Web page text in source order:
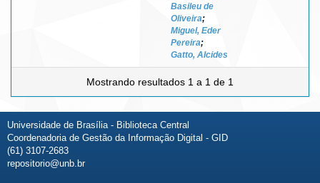
Basileu de
Oliveira;
Miguel, Eder
Pereira;
Gatto, Alcides
Mostrando resultados 1 a 1 de 1
Universidade de Brasília - Biblioteca Central
Coordenadoria de Gestão da Informação Digital - GID
(61) 3107-2683
repositorio@unb.br